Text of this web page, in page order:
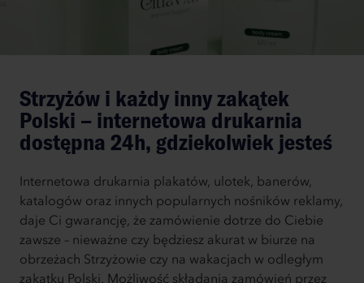
Strzyżów i każdy inny zakątek
Polski – internetowa drukarnia
dostępna 24h, gdziekolwiek jesteś
Internetowa drukarnia plakatów, ulotek, banerów,
katalogów oraz innych popularnych nośników reklamy,
daje Ci gwarancję, że zamówienie dotrze do Ciebie
zawsze – nieważne czy będziesz akurat w biurze na
obrzeżach Strzyżowie czy na wakacjach w odległym
zakątku Polski. Możliwość składania zamówień przez